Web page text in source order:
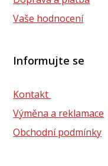
Vaše hodnocení
Informujte se
Kontakt
Výměna a reklamace
Obchodní podmínky